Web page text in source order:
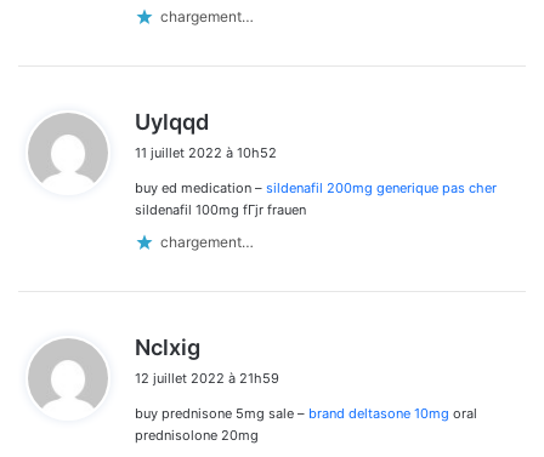
chargement…
Uylqqd
t
:
11 juillet 2022 à 10h52
buy ed medication – sildenafil 200mg generique pas cher
sildenafil 100mg fГјr frauen
chargement…
Nclxig
t
:
12 juillet 2022 à 21h59
buy prednisone 5mg sale – brand deltasone 10mg oral
prednisolone 20mg